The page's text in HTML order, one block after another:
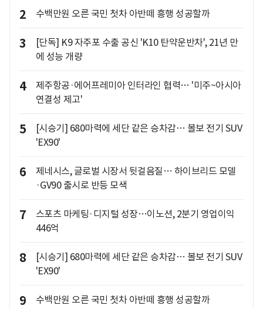
2 수백만원 오른 국민 첫차 아반떼 흥행 성공할까
3
[단독] K9 자주포 수출 공신 'K10 탄약운반차', 21년 만
에 성능 개량
4
제주항공·에어프레미아 인터라인 협력… '미주~아시아
연결성 제고'
5
[시승기] 680마력에 세단 같은 승차감… 볼보 전기 SUV
'EX90'
6
제네시스, 글로벌 시장서 뒷걸음질… 하이브리드 모델
·GV90 출시로 반등 모색
7
스포츠 마케팅·디지털 성장…이노션, 2분기 영업이익
446억
8
[시승기] 680마력에 세단 같은 승차감… 볼보 전기 SUV
'EX90'
9 수백만원 오른 국민 첫차 아반떼 흥행 성공할까